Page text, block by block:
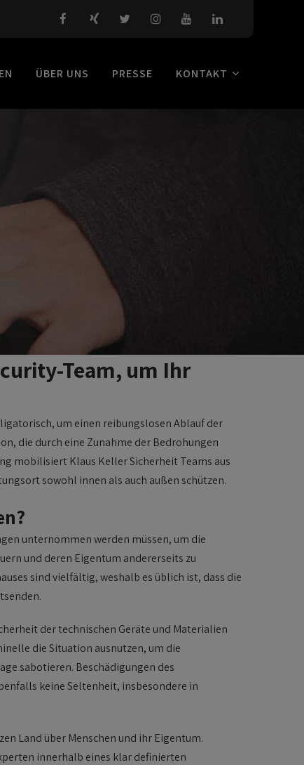
ÜBER UNS PRESSE KONTAKT
Team, um Ihr
um einen reibungslosen Ablauf der
die durch eine Zunahme der Bedrohungen
mobilisiert Klaus Keller Sicherheit Teams aus
sowohl innen als auch außen schützen.
unternommen werden müssen, um die
und deren Eigentum andererseits zu
sind vielfältig, weshalb es üblich ist, dass die
der technischen Geräte und Materialien
die Situation ausnutzen, um die
sabotieren. Beschädigungen des
keine Seltenheit, insbesondere in
Land über Menschen und ihr Eigentum.
innerhalb eines klar definierten